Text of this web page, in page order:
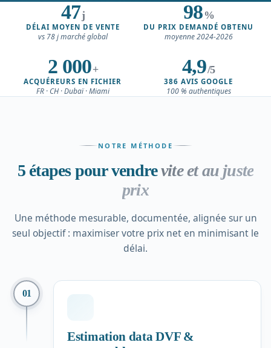
47j
DÉLAI MOYEN DE VENTE
vs 78 j marché global
98 %
DU PRIX DEMANDÉ OBTENU
moyenne 2024-2026
2 000+
ACQUÉREURS EN FICHIER
FR · CH · Dubaï · Miami
4,9/5
386 AVIS GOOGLE
100 % authentiques
NOTRE MÉTHODE
5 étapes pour vendrevite et au juste
prix
Une méthode mesurable, documentée, alignée sur un
seul objectif : maximiser votre prix net en minimisant le
délai.
01
Estimation data DVF &